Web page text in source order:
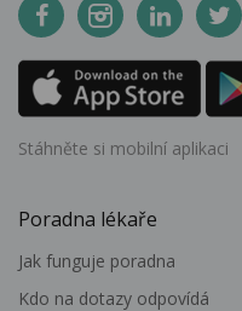
Stáhněte si mobilní aplikaci
Poradna lékaře
Jak funguje poradna
Kdo na dotazy odpovídá